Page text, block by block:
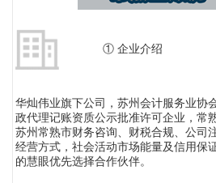
① 企业介绍
华灿伟业旗下公司，苏州会计服务业协
政代理记账资质公示批准许可企业，常
苏州常熟市财务咨询、财税合规、公司
经营方式，社会活动市场能量及信用保
的慧眼优先选择合作伙伴。